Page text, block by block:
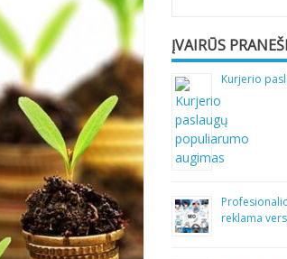
ĮVAIRŪS
Kurjerio
reklama